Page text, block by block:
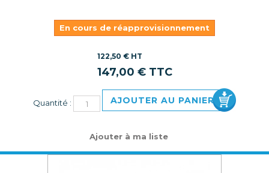
En cours de réapprovisionnement
122,50 € HT
147,00 € TTC
Quantité : AJOUTER AU PANIER
Ajouter à ma liste